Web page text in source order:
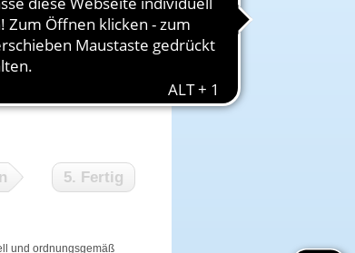
Kontakt
Diabetes
5. Fertig
und ordnungsgemäß